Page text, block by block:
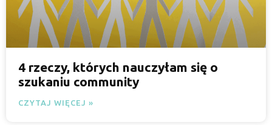
4 rzeczy, których nauczyłam się o
szukaniu community
CZYTAJ WIĘCEJ »